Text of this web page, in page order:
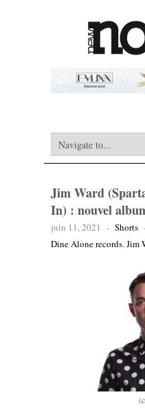
Jim Ward
In) : nouvel
juin 11, 2021 - Shorts
Dine Alone records,Jim